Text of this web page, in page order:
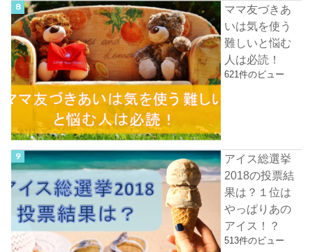
ママ友づきあ
いは気を使う
難しいと悩む
人は必読！
621件のビュー
アイス総選挙
2018の投票結
果は？１位は
やっぱりあの
アイス！？
513件のビュー